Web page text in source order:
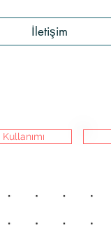
İletişim